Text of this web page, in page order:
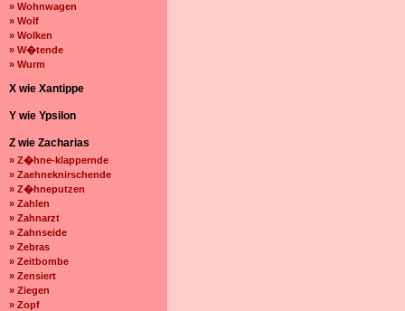
» Wohnwagen
» Wolf
» Wolken
» W�tende
» Wurm
X wie Xantippe
Y wie Ypsilon
Z wie Zacharias
» Z�hne-klappernde
» Zaehneknirschende
» Z�hneputzen
» Zahlen
» Zahnarzt
» Zahnseide
» Zebras
» Zeitbombe
» Zensiert
» Ziegen
» Zopf